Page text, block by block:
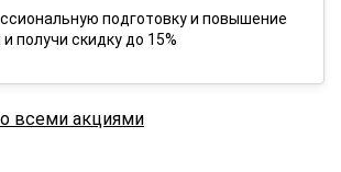
подготовку и повышение
получи скидку до 15%
всеми акциями